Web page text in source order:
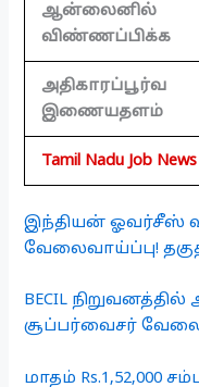
ஆன்லைனில்
விண்ணப்பிக்க
அதிகாரப்பூர்வ
இணையதளம்
Tamil Nadu Job News
இந்தியன் ஓவர்சீஸ்
வேலைவாய்ப்பு!
BECIL
சூப்பர்வைசர்
மாதம் Rs.1,52,000